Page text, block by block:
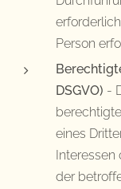
Person
DSGVO) -
eines
Interessen
der